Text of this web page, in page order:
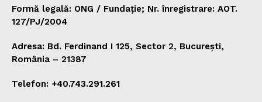
Formă legală: ONG / Fundație; Nr. înregistrare: AOT.
127/PJ/2004
Adresa: Bd. Ferdinand I 125, Sector 2, București,
România – 21387
Telefon: +40.743.291.261